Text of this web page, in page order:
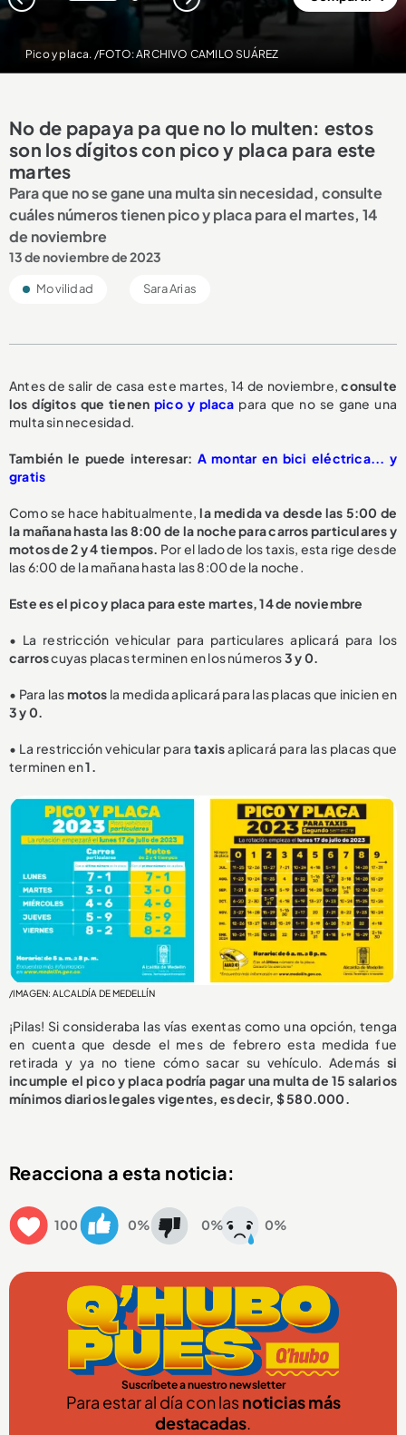
Pico y placa. /FOTO: ARCHIVO CAMILO SUÁREZ
No de papaya pa que no lo multen: estos
son los dígitos con pico y placa para este
martes
Para que no se gane una multa sin necesidad, consulte
cuáles números tienen pico y placa para el martes, 14
de noviembre
13 de noviembre de 2023
Movilidad Sara Arias
Antes de salir de casa este martes, 14 de noviembre,consulte
los dígitos que tienen pico y placa para que no se gane una
multa sin necesidad.
También le puede interesar: A montar en bici eléctrica... y
gratis
Como se hace habitualmente, la medida va desde las 5:00 de
la mañana hasta las 8:00 de la noche para carros particulares y
motos de 2 y 4 tiempos. Por el lado de los taxis, esta rige desde
las 6:00 de la mañana hasta las 8:00 de la noche.
Este es el pico y placa para este martes, 14 de noviembre
• La restricción vehicular para particulares aplicará para los
carroscuyas placas terminen en los números3 y 0.
• Para lasmotos la medida aplicará para las placas que inicien en
3 y 0.
• La restricción vehicular parataxisaplicará para las placas que
terminen en1.
/IMAGEN: ALCALDÍA DE MEDELLÍN
¡Pilas! Si consideraba las vías exentas como una opción, tenga
en cuenta que desde el mes de febrero esta medida fue
retirada y ya no tiene cómo sacar su vehículo. Además si
incumple el pico y placa podría pagar una multa de 15 salarios
mínimos diarios legales vigentes, es decir, $ 580.000.
Reacciona a esta noticia:
100 0% 0% 0%
Suscríbete a nuestro newsletter
Para estar al día con lasnoticias más
destacadas.